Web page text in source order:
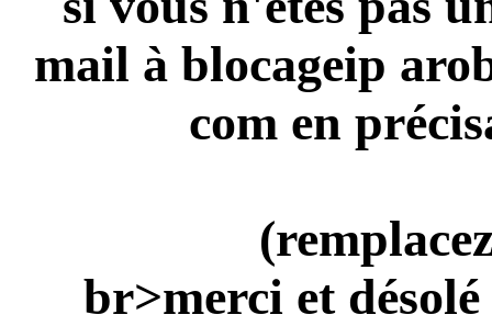
mail à blocageip
com en
br>merci et